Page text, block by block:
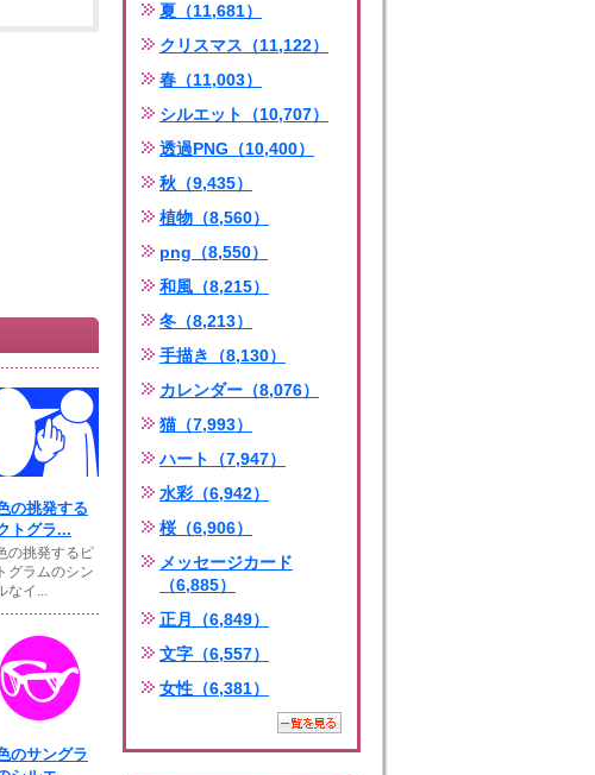
の挑発する
トグラ...
の挑発するピ
グラムのシン
なイ...
のサングラ
夏（11,681）
クリスマス（11,122）
春（11,003）
シルエット（10,707）
透過PNG（10,400）
秋（9,435）
植物（8,560）
png（8,550）
和風（8,215）
冬（8,213）
手描き（8,130）
カレンダー（8,076）
猫（7,993）
ハート（7,947）
水彩（6,942）
桜（6,906）
メッセージカード
（6,885）
正月（6,849）
文字（6,557）
女性（6,381）